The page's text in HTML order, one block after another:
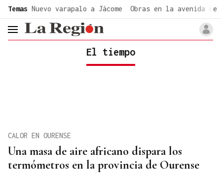
Temas Nuevo varapalo a Jácome Obras en la avenida de
header.menu.open
El tiempo
Una masa de aire africano dispara los
termómetros en la provincia de Ourense
CALOR EN OURENSE